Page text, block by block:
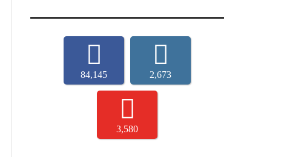
84,145 2,673
3,580